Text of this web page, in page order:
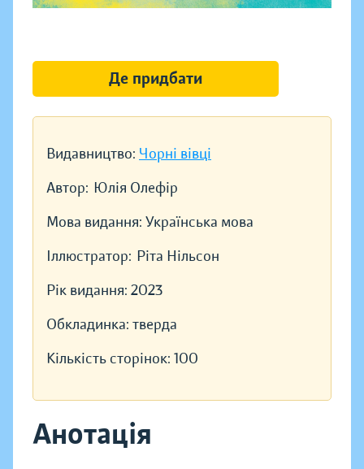
Видавництво: Чорні вівці
Автор: Юлія Олефір
Мова видання: Українська мова
Іллюстратор: Ріта Нільсон
Рік видання: 2023
Обкладинка: тверда
Кількість сторінок: 100
Анотація
Де придбати